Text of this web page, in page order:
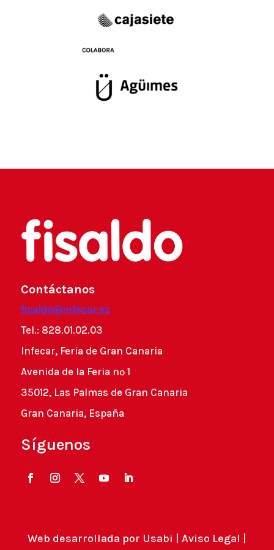
Contáctanos
fisaldo@infecar.es
Tel.: 828.01.02.03
Infecar, Feria de Gran Canaria
Avenida de la Feria nº 1
35012, Las Palmas de Gran Canaria
Gran Canaria, España
Síguenos
Web desarrollada por Usabi Aviso Legal